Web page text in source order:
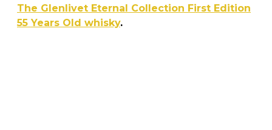
The Glenlivet Eternal Collection First Edition
55 Years Old whisky.